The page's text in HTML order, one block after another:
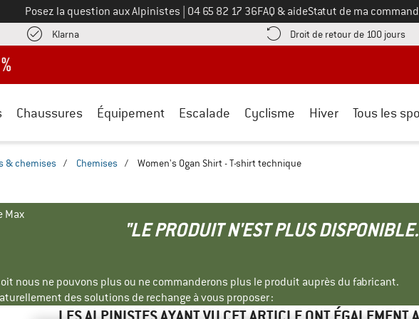
Posez la question aux Alpinistes Appelez-nous au
04 65 82 17 36FAQ & aideStatut de ma
KlarnaTrouve les informations de paiement ici ! Ouvre une boîte d'information
Droit de retour de 100 jours
Chaussures Équipement Escalade Cyclisme Hiver Tous les
& chemises / Chemises / Women's Ogan Shirt - T-shirt technique
Max
"LE PRODUIT N'EST PLUS
nous ne pouvons plus ou ne commanderons plus le produit auprès du fabricant.
des solutions de rechange à vous proposer :